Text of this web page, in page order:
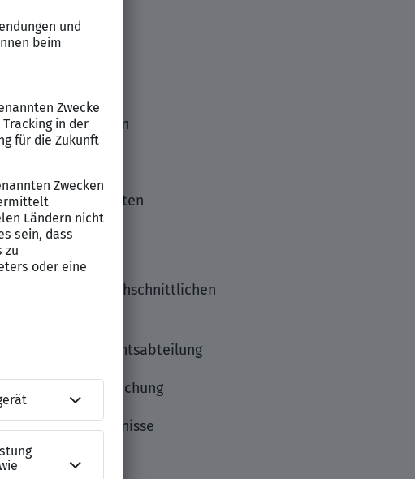
für Mandanten
mit überdurchschnittlichen
oder Rechtsabteilung
Rechtsprechung
Englischkenntnisse